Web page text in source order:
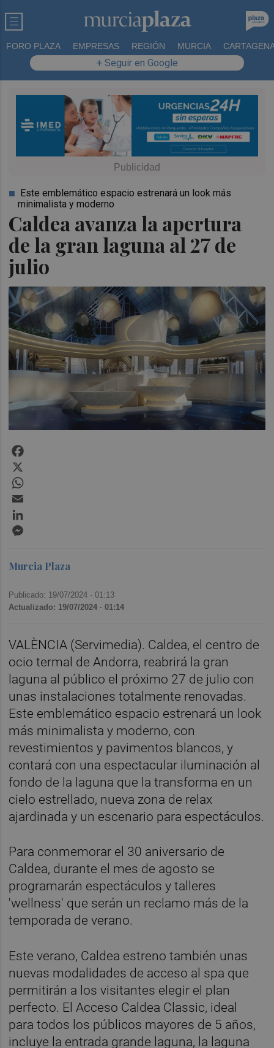
FORO PLAZA EMPRESAS REGIÓN MURCIA
+ Seguir en Google
Caldea avanza la apertura
de la gran laguna al 27 de
julio
Este emblemático espacio estrenará un look más
minimalista y moderno
Murcia Plaza
Publicado: 19/07/2024 ·01:13
Actualizado: 19/07/2024 · 01:14
VALÈNCIA (Servimedia). Caldea, el centro de
ocio termal de Andorra, reabrirá la gran
laguna al público el próximo 27 de julio con
unas instalaciones totalmente renovadas.
Este emblemático espacio estrenará un look
más minimalista y moderno, con
revestimientos y pavimentos blancos, y
contará con una espectacular iluminación al
fondo de la laguna que la transforma en un
cielo estrellado, nueva zona de relax
ajardinada y un escenario para espectáculos.
Para conmemorar el 30 aniversario de
Caldea, durante el mes de agosto se
programarán espectáculos y talleres
'wellness' que serán un reclamo más de la
temporada de verano.
Este verano, Caldea estreno también unas
nuevas modalidades de acceso al spa que
permitirán a los visitantes elegir el plan
perfecto. El Acceso Caldea Classic, ideal
para todos los públicos mayores de 5 años,
incluye la entrada grande laguna, la laguna